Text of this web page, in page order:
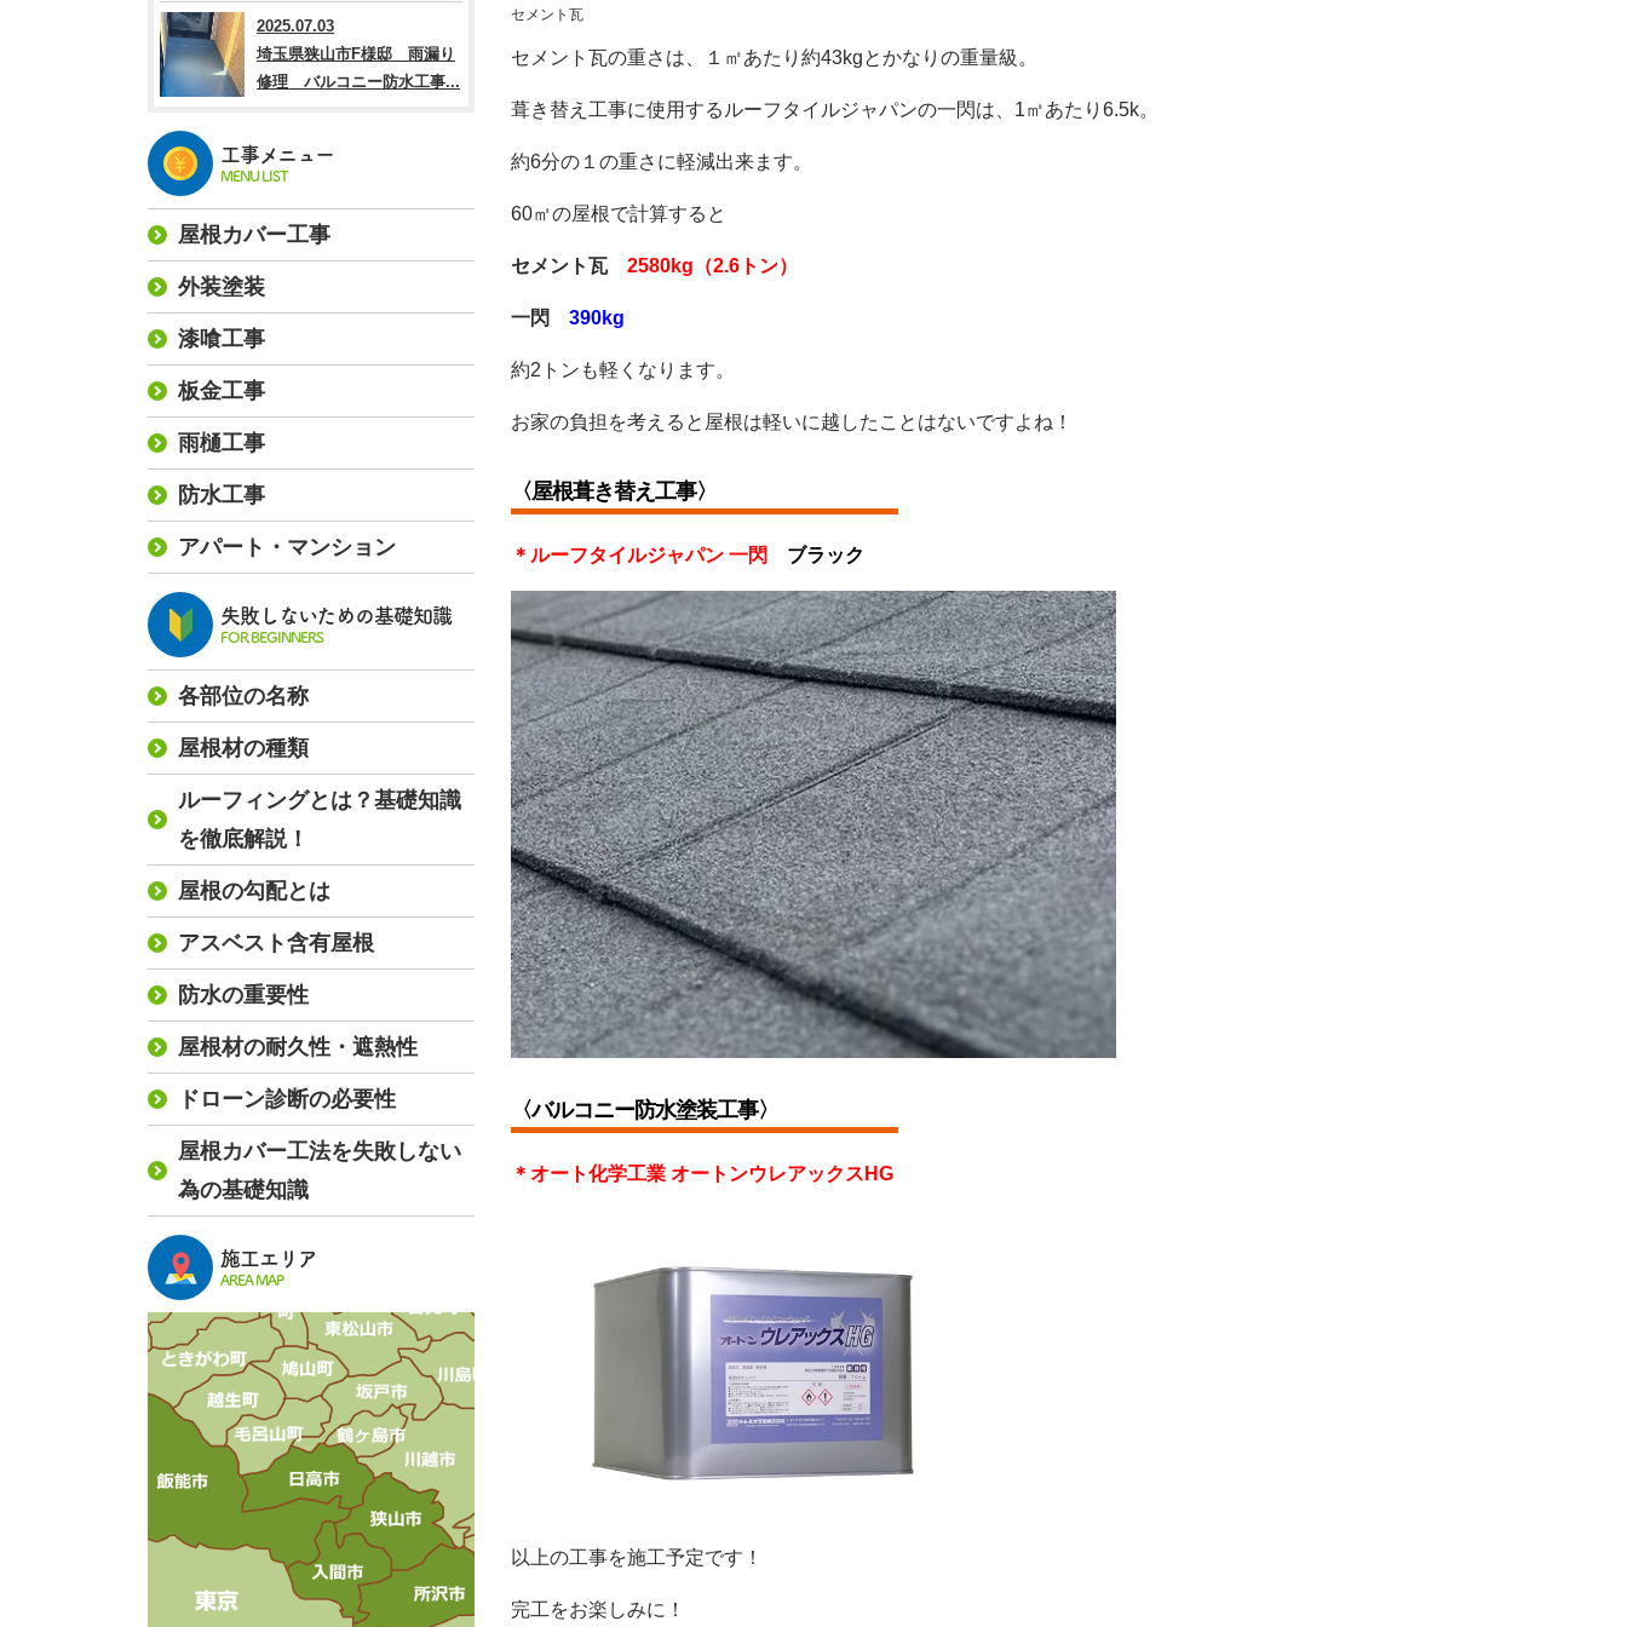
セメント瓦
セメント瓦の重さは、１㎡あたり約43kgとかなりの重量級。
葺き替え工事に使用するルーフタイルジャパンの一閃は、1㎡あたり6.5k。
約6分の１の重さに軽減出来ます。
60㎡の屋根で計算すると
セメント瓦 2580kg（2.6トン）
一閃 390kg
約2トンも軽くなります。
お家の負担を考えると屋根は軽いに越したことはないですよね！
〈屋根葺き替え 工事〉
＊ルーフタイルジャパン 一閃 ブラック
〈バルコニー防水塗装工事〉
＊オート化学工業 オートンウレアックスHG
以上の工事を施工予定です！
完工をお楽しみに！
2025.07.03
埼玉県狭山市F様邸 雨漏り
修理 バルコニー防水工事...
工事メニュー
MENU LIST
屋根カバー工事
外装塗装
漆喰工事
板金工事
雨樋工事
防水工事
アパート・マンション
失敗しないための基礎知識
FOR BEGINNERS
各部位の名称
屋根材の種類
ルーフィングとは？基礎知識
を徹底解説！
屋根の勾配とは
アスベスト含有屋根
防水の重要性
屋根材の耐久性・遮熱性
ドローン診断の必要性
屋根カバー工法を失敗しない
為の基礎知識
施工エリア
AREA MAP